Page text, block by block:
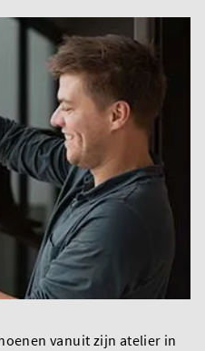
vanuit zijn atelier in